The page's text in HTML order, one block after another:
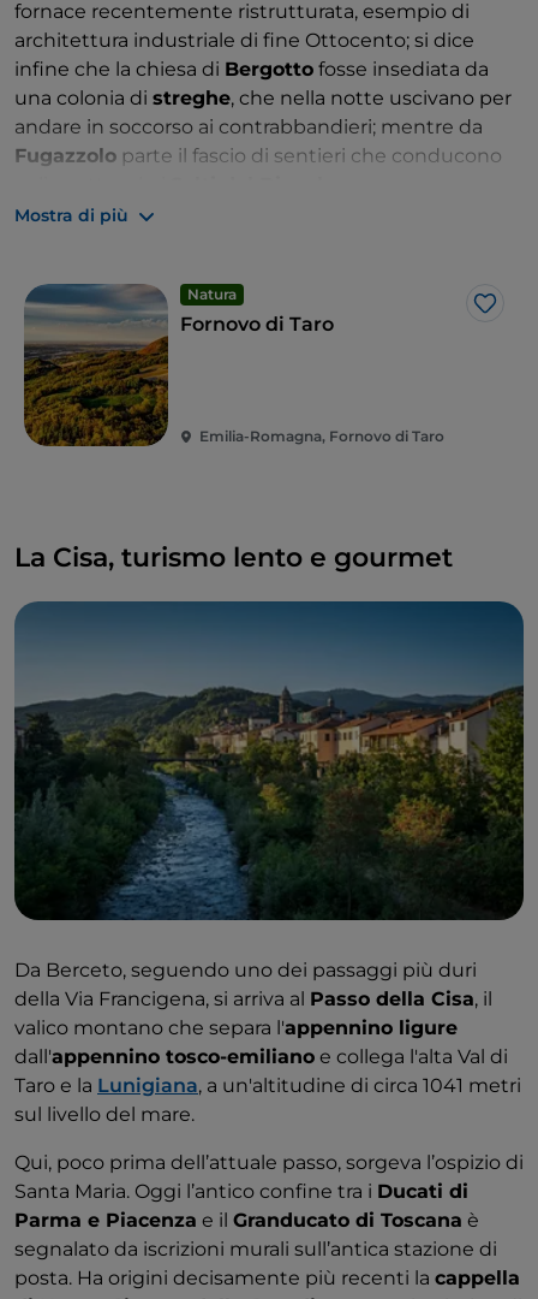
fornace recentemente ristrutturata, esempio di
architettura industriale di fine Ottocento; si dice
infine che la chiesa di Bergotto fosse insediata da
una colonia di streghe, che nella notte uscivano per
andare in soccorso ai contrabbandieri; mentre da
Fugazzolo parte il fascio di sentieri che conducono
Mostra di più
Natura
Like
Fornovo di Taro
Emilia-Romagna, Fornovo di Taro
La Cisa, turismo lento e gourmet
Da Berceto, seguendo uno dei passaggi più duri
della Via Francigena, si arriva al Passo della Cisa, il
valico montano che separa l'appennino ligure
dall'appennino tosco-emiliano e collega l'alta Val di
Taro e la Lunigiana, a un'altitudine di circa 1041 metri
sul livello del mare.
Qui, poco prima dell’attuale passo, sorgeva l’ospizio di
Santa Maria. Oggi l’antico confine tra i Ducati di
Parma e Piacenza e il Granducato di Toscana è
segnalato da iscrizioni murali sull’antica stazione di
posta. Ha origini decisamente più recenti la cappella